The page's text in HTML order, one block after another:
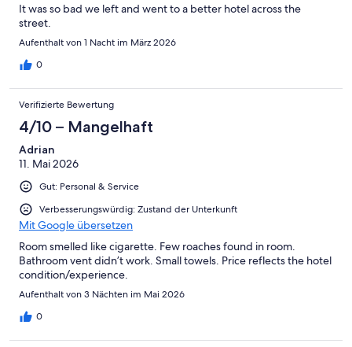
It was so bad we left and went to a better hotel across the
street.
Aufenthalt von 1 Nacht im März 2026
0
Verifizierte Bewertung
4/10 – Mangelhaft
Adrian
11. Mai 2026
Gut: Personal & Service
Verbesserungswürdig: Zustand der Unterkunft
Mit Google übersetzen
Room smelled like cigarette. Few roaches found in room.
Bathroom vent didn’t work. Small towels. Price reflects the hotel
condition/experience.
Aufenthalt von 3 Nächten im Mai 2026
0